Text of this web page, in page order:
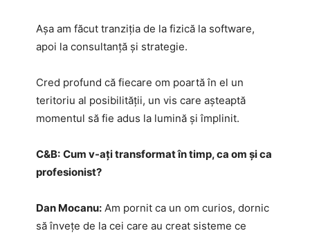
Așa am făcut tranziția de la fizică la software,
apoi la consultanță și strategie.
Cred profund că fiecare om poartă în el un
teritoriu al posibilității, un vis care așteaptă
momentul să fie adus la lumină și împlinit.
C&B: Cum v-ați transformat în timp, ca om și ca
profesionist?
Dan Mocanu: Am pornit ca un om curios, dornic
să învețe de la cei care au creat sisteme ce